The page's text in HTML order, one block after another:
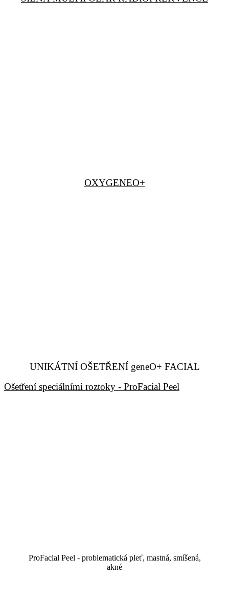
OXYGENEO+
UNIKÁTNÍ OŠETŘENÍ geneO+ FACIAL
Ošetření speciálními roztoky - ProFacial Peel
ProFacial Peel - problematická pleť, mastná, smíšená,
akné